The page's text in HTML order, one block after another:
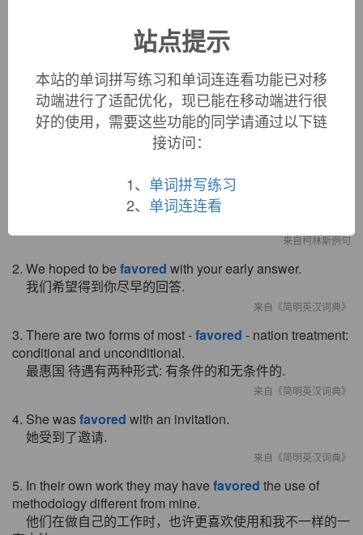
1725, "enjoying unusual advantages," past-participle
(v.). In compounds, "resembling,
looking;"worst-favored"ugliest").
dumbing down the magazine.
来自柯林斯例句
2. We hoped to be favored with your early answer.
我们希望得到你尽早的回答.
来自《简明英汉词典》
3. There are two forms of most -favored - nation treatment:
conditional and unconditional.
最惠国 待遇有两种形式: 有条件的和无条件的.
来自《简明英汉词典》
4. She wasfavored with an invitation.
她受到了邀请.
来自《简明英汉词典》
5. In their own work they may have favored the use of
methodology different from mine.
他们在做自己的工作时，也许更喜欢使用和我不一样的一
站点提示
本站的单词拼写练习和单词连连看功能已对移
动端进行了适配优化，现已能在移动端进行很
好的使用，需要这些功能的同学请通过以下链
接访问：
1、 单词拼写练习
2、 单词连连看